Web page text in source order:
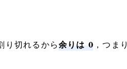
り切れるから余りは 0，つまり